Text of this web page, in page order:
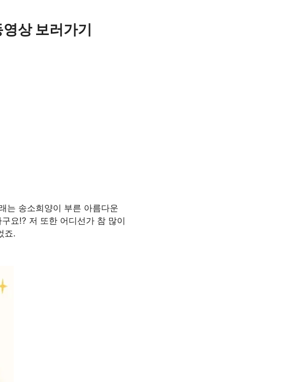
상 보러가기
는 송소희양이 부른 아름다운
요!? 저 또한 어디선가 참 많이
죠.